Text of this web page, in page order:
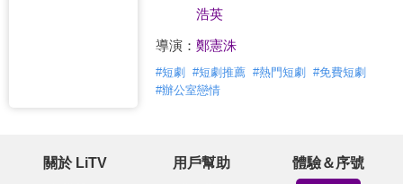
浩英
導演： 鄭憲洙
#短劇 #短劇推薦 #熱門短劇 #免費短劇
#辦公室戀情
關於 LiTV 用戶幫助 體驗＆序號